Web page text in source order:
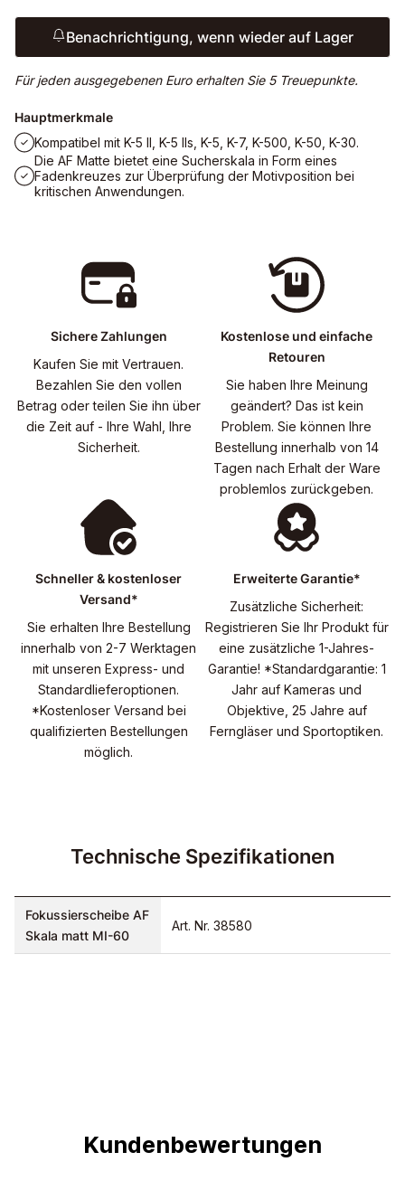
Benachrichtigung, wenn wieder auf Lager
Für jeden ausgegebenen Euro erhalten Sie 5 Treuepunkte.
Hauptmerkmale
Kompatibel mit K-5 II, K-5 IIs, K-5, K-7, K-500, K-50, K-30.
Die AF Matte bietet eine Sucherskala in Form eines
Fadenkreuzes zur Überprüfung der Motivposition bei
kritischen Anwendungen.
Sichere Zahlungen
Kaufen Sie mit Vertrauen.
Bezahlen Sie den vollen
Betrag oder teilen Sie ihn über
die Zeit auf - Ihre Wahl, Ihre
Sicherheit.
Kostenlose und einfache
Retouren
Sie haben Ihre Meinung
geändert? Das ist kein
Problem. Sie können Ihre
Bestellung innerhalb von 14
Tagen nach Erhalt der Ware
problemlos zurückgeben.
Schneller & kostenloser
Versand*
Sie erhalten Ihre Bestellung
innerhalb von 2-7 Werktagen
mit unseren Express- und
Standardlieferoptionen.
*Kostenloser Versand bei
qualifizierten Bestellungen
möglich.
Erweiterte Garantie*
Zusätzliche Sicherheit:
Registrieren Sie Ihr Produkt für
eine zusätzliche 1-Jahres-
Garantie! *Standardgarantie: 1
Jahr auf Kameras und
Objektive, 25 Jahre auf
Ferngläser und Sportoptiken.
Technische Spezifikationen
Fokussierscheibe AF
Skala matt MI-60
Art. Nr. 38580
Kundenbewertungen